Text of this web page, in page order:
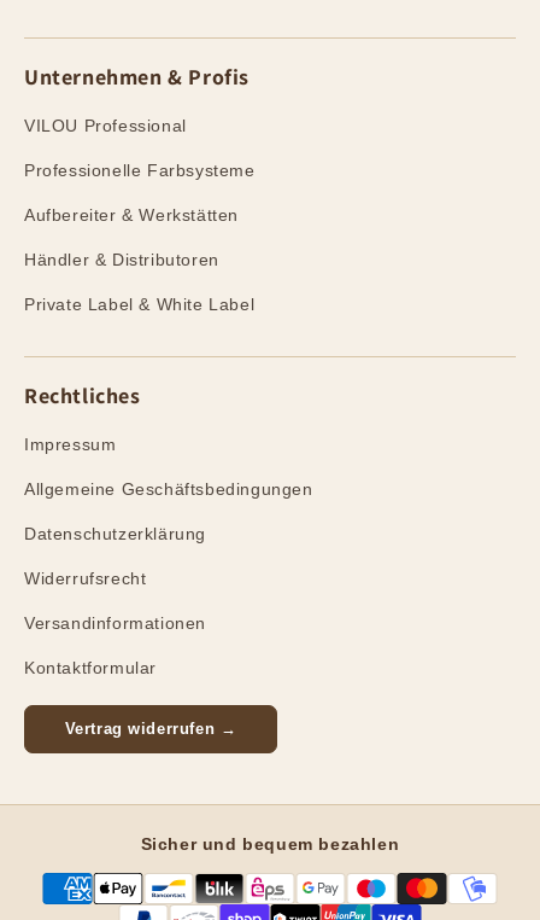
Unternehmen & Profis
VILOU Professional
Professionelle Farbsysteme
Aufbereiter & Werkstätten
Händler & Distributoren
Private Label & White Label
Rechtliches
Impressum
Allgemeine Geschäftsbedingungen
Datenschutzerklärung
Widerrufsrecht
Versandinformationen
Kontaktformular
Vertrag widerrufen →
Sicher und bequem bezahlen